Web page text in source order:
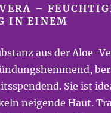
–
IN EINEM
aus der Aloe-
Sie ist
neigende Haut.